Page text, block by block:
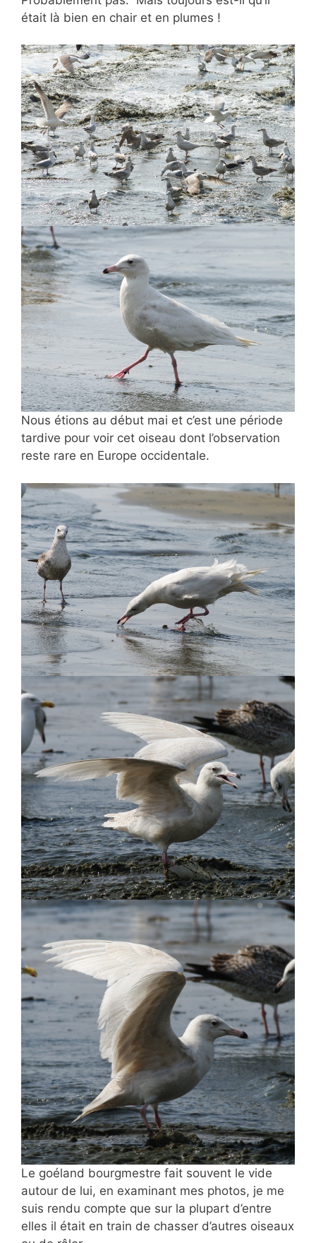
était là bien en chair et en plumes !
Nous étions au début mai et c’est une période
tardive pour voir cet oiseau dont l’observation
reste rare en Europe occidentale.
Le goéland bourgmestre fait souvent le vide
autour de lui, en examinant mes photos, je me
suis rendu compte que sur la plupart d’entre
elles il était en train de chasser d’autres oiseaux